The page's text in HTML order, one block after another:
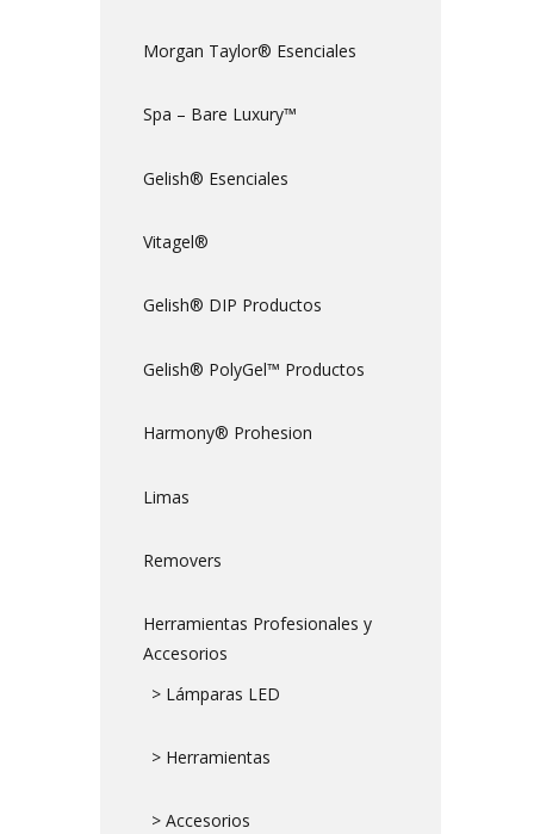
Morgan Taylor® Esenciales
Spa – Bare Luxury™
Gelish® Esenciales
Vitagel®
Gelish® DIP Productos
Gelish® PolyGel™ Productos
Harmony® Prohesion
Limas
Removers
Herramientas Profesionales y
Accesorios
> Lámparas LED
> Herramientas
> Accesorios